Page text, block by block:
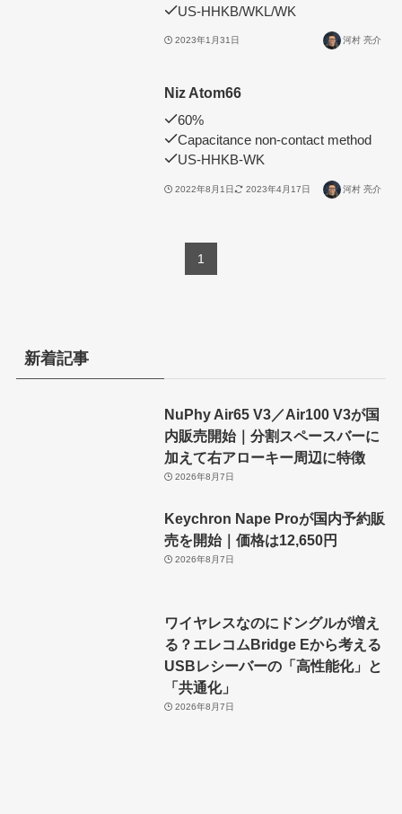
US-HHKB/WKL/WK
2023年1月31日 河村 亮介
Niz Atom66
60%
Capacitance non-contact method
US-HHKB-WK
2022年8月1日 2023年4月17日 河村 亮介
1
新着記事
NuPhy Air65 V3／Air100 V3が国
内販売開始｜分割スペースバーに
加えて右アローキー周辺に特徴
2026年8月7日
Keychron Nape Proが国内予約販
売を開始｜価格は12,650円
2026年8月7日
ワイヤレスなのにドングルが増え
る？エレコムBridge Eから考える
USBレシーバーの「高性能化」と
「共通化」
2026年8月7日